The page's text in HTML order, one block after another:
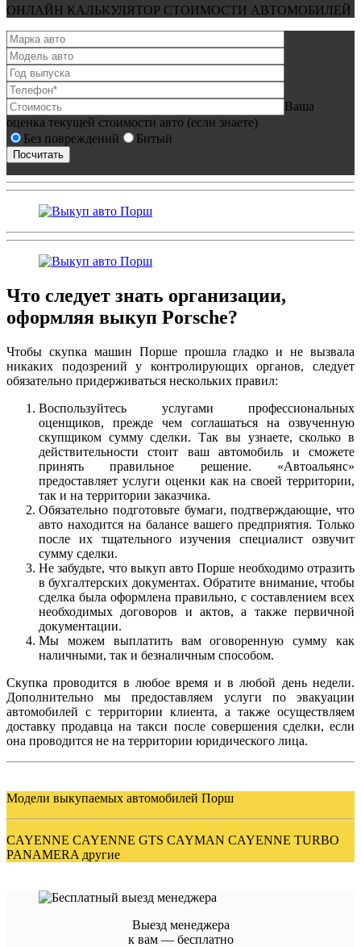
ОНЛАЙН КАЛЬКУЛЯТОР СТОИМОСТИ АВТОМОБИЛЕЙ
Ваша
оценка текущей стоимости авто (если знаете)
Без повреждений
Битый
Что следует знать организации,
оформляя выкуп Porsсhe?
Чтобы скупка машин Поршепрошла гладко и не вызвала
никаких подозрений у контролирующих органов, следует
обязательно придерживаться нескольких правил:
Воспользуйтесь услугами профессиональных
оценщиков, прежде чем соглашаться на озвученную
скупщиком сумму сделки. Так вы узнаете, сколько в
действительности стоит ваш автомобиль и сможете
принять правильное решение. «Автоальянс»
предоставляет услуги оценки как на своей территории,
так и на территории заказчика.
Обязательно подготовьте бумаги, подтверждающие, что
авто находится на балансе вашего предприятия. Только
после их тщательного изучения специалист озвучит
сумму сделки.
Не забудьте, что выкуп автоПорше необходимо отразить
в бухгалтерских документах. Обратите внимание, чтобы
сделка была оформлена правильно, с составлением всех
необходимых договоров и актов, а также первичной
документации.
Мы можем выплатить вам оговоренную сумму как
наличными, так и безналичным способом.
Скупка проводится в любое время и в любой день недели.
Дополнительно мы предоставляем услуги по эвакуации
автомобилей с территории клиента, а также осуществляем
доставку продавца на такси после совершения сделки, если
она проводится не на территории юридического лица.
Модели выкупаемых автомобилей Порш
CAYENNE CAYENNE GTS CAYMAN CAYENNE TURBO
PANAMERA другие
Выезд менеджера
к вам — бесплатно